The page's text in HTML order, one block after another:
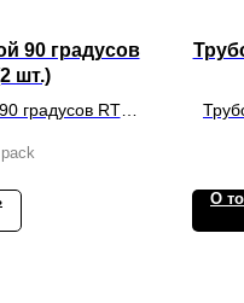
90 градусов
шт.)
градусов RT-
О